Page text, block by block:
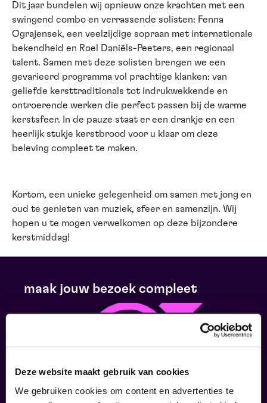
Deze website maakt gebruik van cookies
We gebruiken cookies om content en advertenties te
Dit jaar bundelen wij opnieuw onze krachten met een
swingend combo en verrassende solisten: Fenna
Ograjensek, een veelzijdige sopraan met internationale
bekendheid en Roel Daniëls-Peeters, een regionaal
talent. Samen met deze solisten brengen we een
gevarieerd programma vol prachtige klanken: van
geliefde kersttraditionals tot indrukwekkende en
ontroerende werken die perfect passen bij de warme
kerstsfeer. In de pauze staat er een drankje en een
heerlijk stukje kerstbrood voor u klaar om deze
beleving compleet te maken.
Kortom, een unieke gelegenheid om samen met jong en
oud te genieten van muziek, sfeer en samenzijn. Wij
hopen u te mogen verwelkomen op deze bijzondere
kerstmiddag!
maak jouw bezoek compleet